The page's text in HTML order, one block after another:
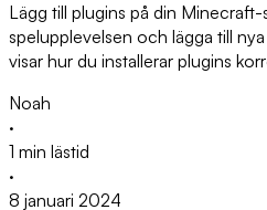
Lägg till plugins på din
spelupplevelsen och lägga till
visar hur du installerar plugins
Noah
·
1 min lästid
·
8 januari 2024